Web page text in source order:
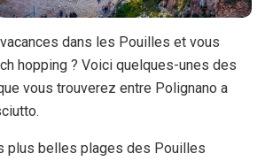
dans les Pouilles et vous
hopping ? Voici quelques-unes des
vous trouverez entre Polignano a
plus belles plages des Pouilles